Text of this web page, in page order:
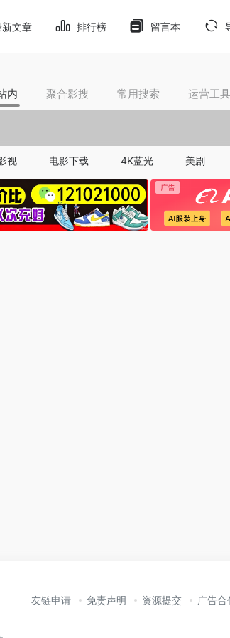
新文章 排行榜 留言本
内 聚合影搜 常用搜索 运营工具
视 电影下载 4K蓝光 美剧
友链申请 免责声明 资源提交 广告合